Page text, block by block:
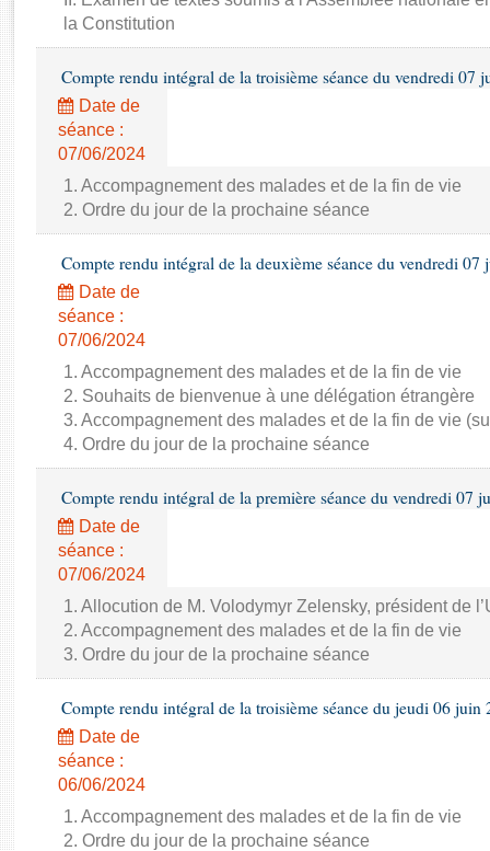
Rapports d'enquête
Rapports législatifs
Baromètre de l’application des lois
Dossiers législatifs
Questions écrites et orales
la Constitution
Compte rendu intégral de la troisième séance du vendredi 07
Date de
séance :
07/06/2024
1. Accompagnement des malades et de la fin de vie
2. Ordre du jour de la prochaine séance
Compte rendu intégral de la deuxième séance du vendredi 07
Date de
séance :
07/06/2024
1. Accompagnement des malades et de la fin de vie
2. Souhaits de bienvenue à une délégation étrangère
3. Accompagnement des malades et de la fin de vie
4. Ordre du jour de la prochaine séance
Compte rendu intégral de la première séance du vendredi 07
Date de
séance :
07/06/2024
1. Allocution de M. Volodymyr Zelensky, président de
2. Accompagnement des malades et de la fin de vie
3. Ordre du jour de la prochaine séance
Compte rendu intégral de la troisième séance du jeudi 06 juin
Date de
séance :
06/06/2024
1. Accompagnement des malades et de la fin de vie
2. Ordre du jour de la prochaine séance